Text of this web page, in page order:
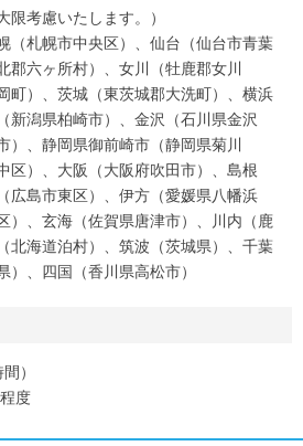
限考慮いたします。）
（札幌市中央区）、仙台（仙台市青葉
郡六ヶ所村）、女川（牡鹿郡女川
町）、茨城（東茨城郡大洗町）、横浜
新潟県柏崎市）、金沢（石川県金沢
）、静岡県御前崎市（静岡県菊川
区）、大阪（大阪府吹田市）、島根
広島市東区）、伊方（愛媛県八幡浜
）、玄海（佐賀県唐津市）、川内（鹿
北海道泊村）、筑波（茨城県）、千葉
）、四国（香川県高松市）
）
度